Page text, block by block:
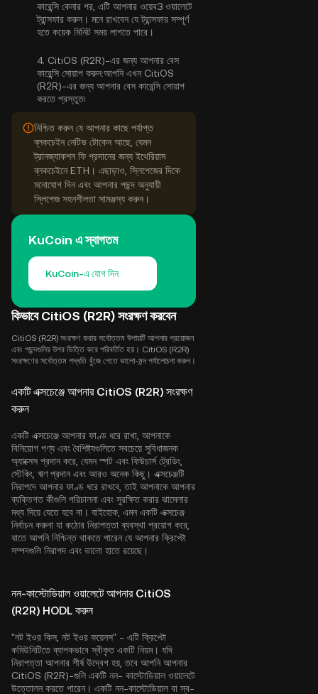
কারেন্সি কেনার পর, এটি আপনার ওয়েব3 ওয়ালেটে
ট্রান্সফার করুন। মনে রাখবেন যে ট্রান্সফার সম্পূর্ণ
হতে কয়েক মিনিট সময় লাগতে পারে।
4. CitiOS (R2R)-এর জন্য আপনার বেস
কারেন্সি সোয়াপ করুন:আপনি এখন CitiOS
(R2R)-এর জন্য আপনার বেস কারেন্সি সোয়াপ
করতে প্রস্তুত৷
নিশ্চিত করুন যে আপনার কাছে পর্যাপ্ত
ব্লকচেইন নেটিভ টোকেন আছে, যেমন
ট্রানজ্যাকশন ফি প্রদানের জন্য ইথেরিয়াম
ব্লকচেইনে ETH। এছাড়াও, স্লিপেজের দিকে
মনোযোগ দিন এবং আপনার পছন্দ অনুযায়ী
স্লিপেজ সহনশীলতা সামঞ্জস্য করুন।
KuCoin এ স্বাগতম
KuCoin-এ যোগ দিন
কিভাবে CitiOS (R2R) সংরক্ষণ করবেন
CitiOS (R2R) সংরক্ষণ করার সর্বোত্তম উপায়টি আপনার প্রয়োজন
এবং পছন্দগুলির উপর ভিত্তি করে পরিবর্তিত হয়। CitiOS (R2R)
সংরক্ষণের সর্বোত্তম পদ্ধতি খুঁজে পেতে ভালো-মন্দ পর্যালোচনা করুন।
একটি এক্সচেঞ্জে আপনার CitiOS (R2R) সংরক্ষণ
করুন
একটি এক্সচেঞ্জে আপনার ফাণ্ড ধরে রাখা, আপনাকে
বিনিয়োগ পণ্য এবং বৈশিষ্ট্যগুলিতে সবচেয়ে সুবিধাজনক
অ্যাক্সেস প্রদান করে, যেমন স্পট এবং ফিউচার্স ট্রেডিং,
স্টেকিং, ঋণ প্রদান এবং আরও অনেক কিছু। এক্সচেঞ্জটি
নিরাপদে আপনার ফাণ্ড ধরে রাখবে, তাই আপনাকে আপনার
ব্যক্তিগত কীগুলি পরিচালনা এবং সুরক্ষিত করার ঝামেলার
মধ্য দিয়ে যেতে হবে না। যাইহোক, এমন একটি এক্সচেঞ্জ
নির্বাচন করুনা যা কঠোর নিরাপত্তা ব্যবস্থা প্রয়োগ করে,
যাতে আপনি নিশ্চিন্ত থাকতে পারেন যে আপনার ক্রিপ্টো
সম্পদগুলি নিরাপদ এবং ভালো হাতে রয়েছে।
নন-কাস্টোডিয়াল ওয়ালেটে আপনার CitiOS
(R2R) HODL করুন
"নট ইওর কিস, নট ইওর কয়েনস" - এটি ক্রিপ্টো
কমিউনিটিতে ব্যাপকভাবে স্বীকৃত একটি নিয়ম। যদি
নিরাপত্তা আপনার শীর্ষ উদ্বেগ হয়, তবে আপনি আপনার
CitiOS (R2R)-গুলি একটি নন- কাস্টোডিয়াল ওয়ালেটে
উত্তোলন করতে পারেন। একটি নন-কাস্টোডিয়াল বা স্ব-